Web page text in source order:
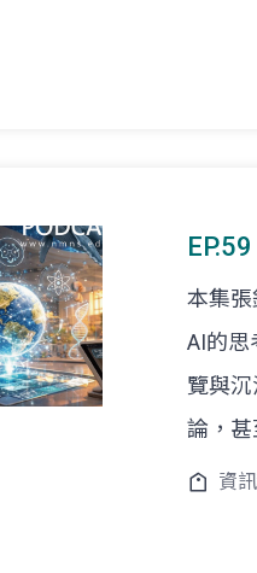
本集
AI的思
覽與
論，甚
資